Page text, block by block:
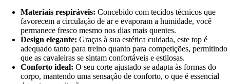
Materiais respiráveis: Concebido com tecidos técnicos que
favorecem a circulação de ar e evaporam a humidade, você
permanece fresco mesmo nos dias mais quentes.
Design elegante: Graças à sua estética cuidada, este top é
adequado tanto para treino quanto para competições, permitindo
que as cavaleiras se sintam confortáveis e estilosas.
Conforto ideal: O seu corte ajustado se adapta às formas do
corpo, mantendo uma sensação de conforto, o que é essencial